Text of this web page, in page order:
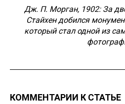
Дж. П. Морган, 1902: За
Стайхен добился
который стал одной из
КОММЕНТАРИИ К СТАТЬЕ